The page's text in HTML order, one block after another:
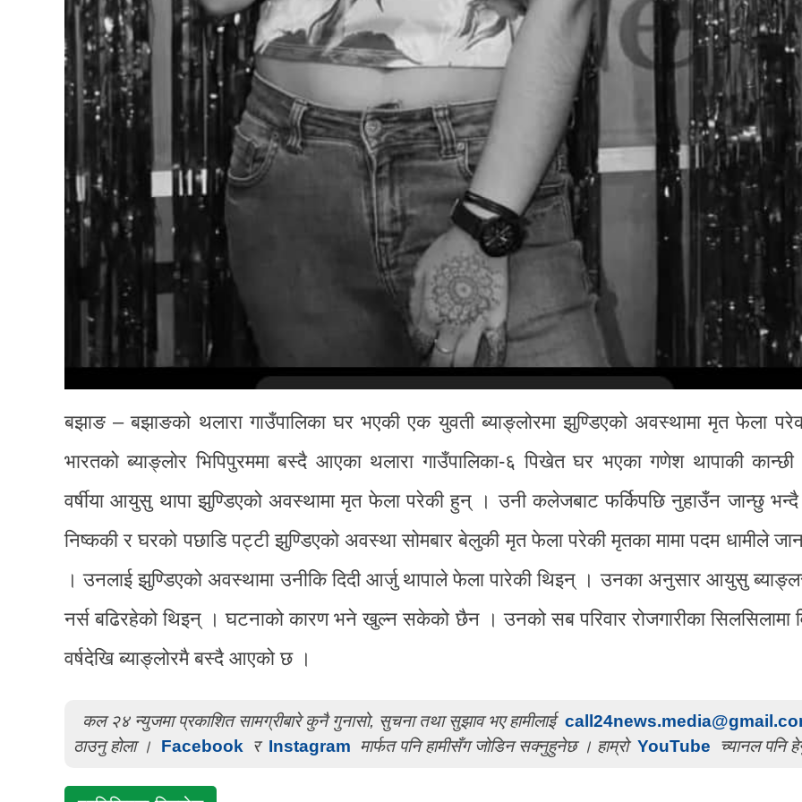
बझाङ – बझाङको थलारा गाउँपालिका घर भएकी एक युवती ब्याङ्लोरमा झुण्डिएको अवस्थामा मृत फेला
भारतको ब्याङ्लोर भिपिपुरममा बस्दै आएका थलारा गाउँपालिका-६ पिखेत घर भएका गणेश थापाकी कान्छी
वर्षीया आयुसु थापा झुण्डिएको अवस्थामा मृत फेला परेकी हुन् । उनी कलेजबाट फर्किपछि नुहाउँन जान्छु भन्दै
निष्ककी र घरको पछाडि पट्टी झुण्डिएको अवस्था सोमबार बेलुकी मृत फेला परेकी मृतका मामा पदम धामीले
। उनलाई झुण्डिएको अवस्थामा उनीकि दिदी आर्जु थापाले फेला पारेकी थिइन् । उनका अनुसार आयुसु ब्याङ्ल
नर्स बढिरहेको थिइन् । घटनाको कारण भने खुल्न सकेको छैन । उनको सब परिवार रोजगारीका सिलसिलामा
वर्षदेखि ब्याङ्लोरमै बस्दै आएको छ ।
कल २४ न्युजमा प्रकाशित सामग्रीबारे कुनै गुनासो, सुचना तथा सुझाव भए हामीलाई
ठाउनु होला ।
Facebook र Instagram मार्फत पनि हामीसँग जोडिन सक्नुहुनेछ । हाम्रो YouTube च्यानल पनि